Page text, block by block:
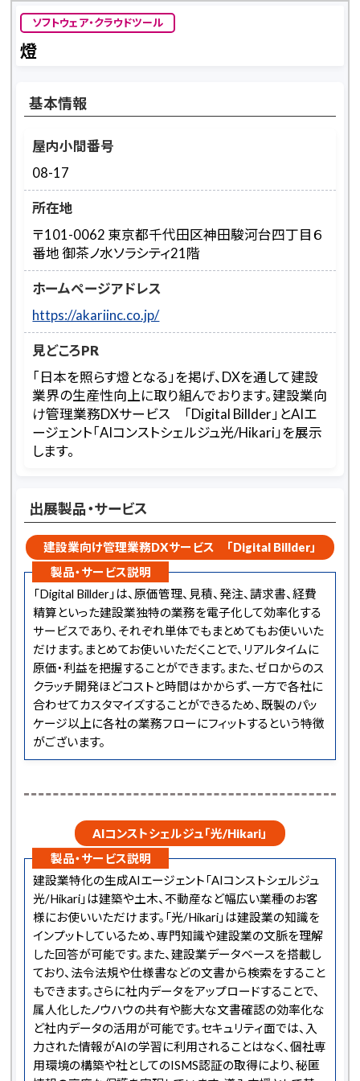
ソフトウェア・クラウドツール
燈
基本情報
屋内小間番号
08-17
所在地
〒101-0062 東京都千代田区神田駿河台四丁目６
番地 御茶ノ水ソラシティ21階
ホームページアドレス
https://akariinc.co.jp/
見どころPR
「日本を照らす燈となる」を掲げ、DXを通して建設
業界の生産性向上に取り組んでおります。建設業向
け管理業務DXサービス 「Digital Billder」とAIエ
ージェント「AIコンストシェルジュ光/Hikari」を展示
します。
出展製品・サービス
建設業向け管理業務DXサービス 「Digital Billder」
製品・サービス説明
「Digital Billder」は、原価管理、見積、発注、請求書、経費
精算といった建設業独特の業務を電子化して効率化する
サービスであり、それぞれ単体でもまとめてもお使いいた
だけます。まとめてお使いいただくことで、リアルタイムに
原価・利益を把握することができます。また、ゼロからのス
クラッチ開発ほどコストと時間はかからず、一方で各社に
合わせてカスタマイズすることができるため、既製のパッ
ケージ以上に各社の業務フローにフィットするという特徴
がございます。
AIコンストシェルジュ「光/Hikari」
製品・サービス説明
建設業特化の生成AIエージェント「AIコンストシェルジュ
光/Hikari」は建築や土木、不動産など幅広い業種のお客
様にお使いいただけます。「光/Hikari」は建設業の知識を
インプットしているため、専門知識や建設業の文脈を理解
した回答が可能です。また、建設業データベースを搭載し
ており、法令法規や仕様書などの文書から検索をすること
もできます。さらに社内データをアップロードすることで、
属人化したノウハウの共有や膨大な文書確認の効率化な
ど社内データの活用が可能です。セキュリティ面では、入
力された情報がAIの学習に利用されることはなく、個社専
用環境の構築や社としてのISMS認証の取得により、秘匿